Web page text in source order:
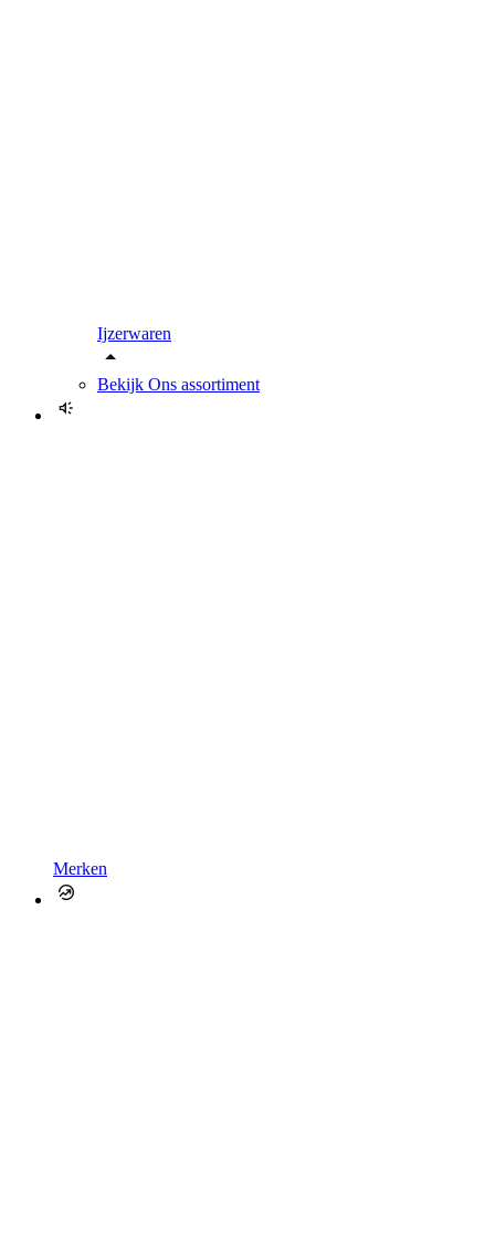
Ijzerwaren
Bekijk Ons assortiment
Merken